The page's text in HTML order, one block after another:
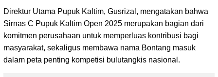
Direktur Utama Pupuk Kaltim, Gusrizal, mengatakan bahwa
Sirnas C Pupuk Kaltim Open 2025 merupakan bagian dari
komitmen perusahaan untuk memperluas kontribusi bagi
masyarakat, sekaligus membawa nama Bontang masuk
dalam peta penting kompetisi bulutangkis nasional.